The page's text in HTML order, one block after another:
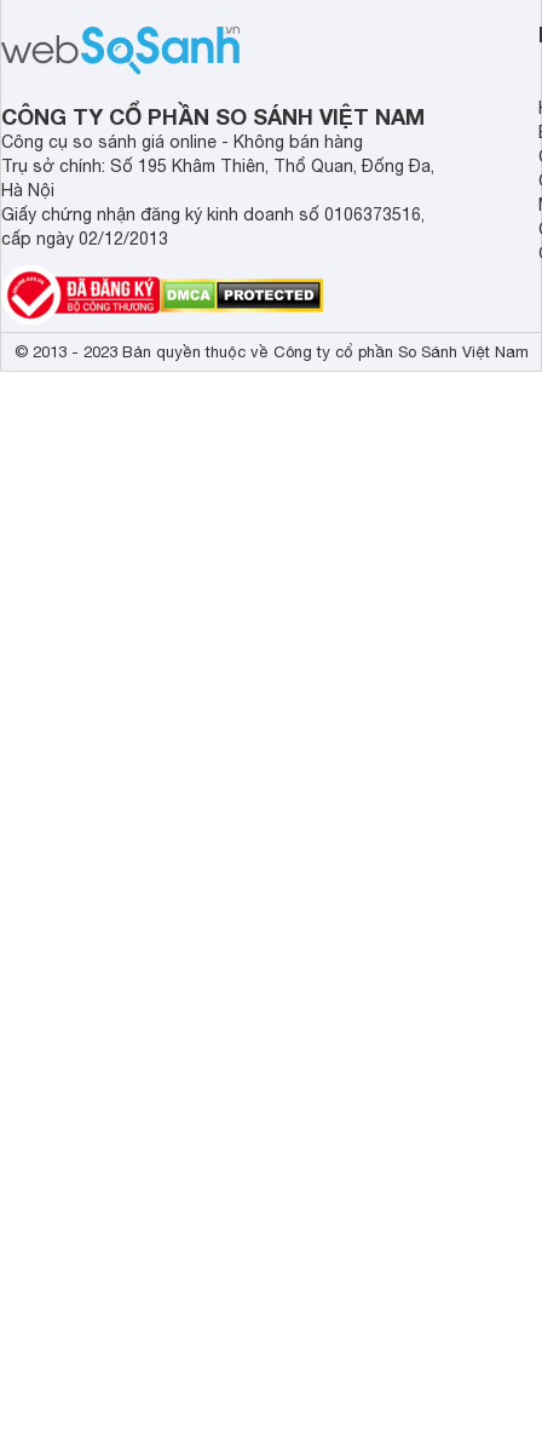
sức khỏe và đảm bảo nguồn nước
sạch cho cả gia đình.
cửa điện tử hãng
sẽ so sánh 5
Demax, Hubert và
CÔNG TY CỔ PHẦN SO SÁNH VIỆT NAM
Công cụ so sánh giá online - Không bán hàng
Trụ sở chính: Số 195 Khâm Thiên, Thổ Quan, Đống Đa,
Hà Nội
Giấy chứng nhận đăng ký kinh doanh số 0106373516,
cấp ngày 02/12/2013
© 2013 - 2023 Bản quyền thuộc về Công ty cổ phần So Sánh Việt Nam